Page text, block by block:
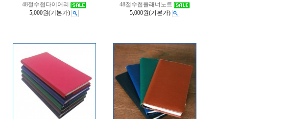
48절수첩다이어리
5,000원(기본가)
48절수첩플래너노트
5,000원(기본가)